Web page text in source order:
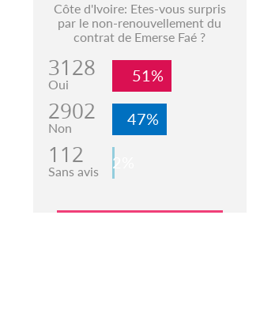
Côte d'Ivoire: Etes-vous surpris
par le non-renouvellement du
contrat de Emerse Faé ?
3128
Oui 51%
2902
Non 47%
112
Sans avis 2%